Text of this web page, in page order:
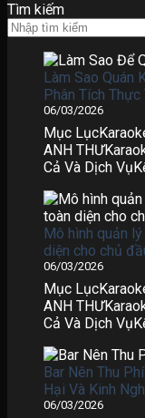
Tìm kiếm
Làm Sao Quán
Phân Tích
06/03/2026
Mục
ANH
Cả Và Dịch
Mô hình quản
diện cho chủ
06/03/2026
Mục
ANH
Cả Và Dịch
Bar Nên Thu
Hại Và Kinh
06/03/2026